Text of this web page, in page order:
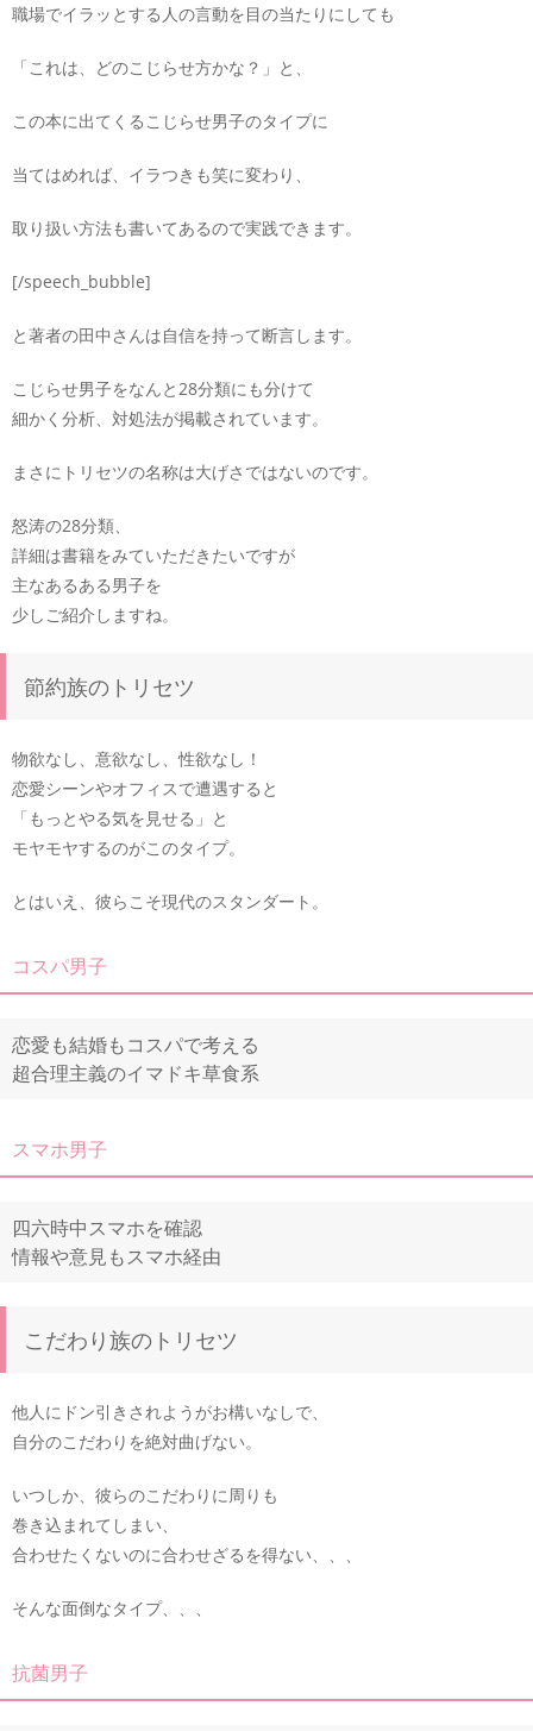
職場でイラッとする人の言動を目の当たりにしても
「これは、どのこじらせ方かな？」と、
この本に出てくるこじらせ男子のタイプに
当てはめれば、イラつきも笑に変わり、
取り扱い方法も書いてあるので実践できます。
[/speech_bubble]
と著者の田中さんは自信を持って断言します。
こじらせ男子をなんと28分類にも分けて
細かく分析、対処法が掲載されています。
まさにトリセツの名称は大げさではないのです。
怒涛の28分類、
詳細は書籍をみていただきたいですが
主なあるある男子を
少しご紹介しますね。
節約族のトリセツ
物欲なし、意欲なし、性欲なし！
恋愛シーンやオフィスで遭遇すると
「もっとやる気を見せる」と
モヤモヤするのがこのタイプ。
とはいえ、彼らこそ現代のスタンダート。
コスパ男子
恋愛も結婚もコスパで考える
超合理主義のイマドキ草食系
スマホ男子
四六時中スマホを確認
情報や意見もスマホ経由
こだわり族のトリセツ
他人にドン引きされようがお構いなしで、
自分のこだわりを絶対曲げない。
いつしか、彼らのこだわりに周りも
巻き込まれてしまい、
合わせたくないのに合わせざるを得ない、、、
そんな面倒なタイプ、、、
抗菌男子